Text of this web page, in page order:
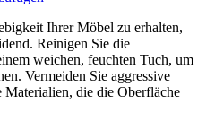
Ihrer Möbel zu erhalten,
Reinigen Sie die
weichen, feuchten Tuch, um
Vermeiden Sie aggressive
Materialien, die die Oberfläche